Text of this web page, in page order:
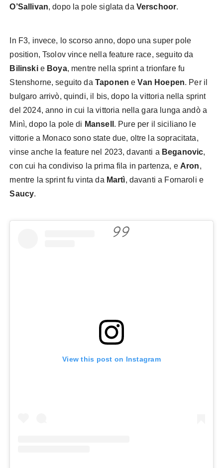
O’Sallivan, dopo la pole siglata da Verschoor.
In F3, invece, lo scorso anno, dopo una super pole
position, Tsolov vince nella feature race, seguito da
Bilinski e Boya, mentre nella sprint a trionfare fu
Stenshorne, seguito da TaponeneVan Hoepen. Per il
bulgaro arrivò, quindi, il bis, dopo la vittoria nella sprint
del 2024, anno in cui la vittoria nella gara lunga andò a
Minì, dopo la pole di Mansell . Pure per il siciliano le
vittorie a Monaco sono state due, oltre la sopracitata,
vinse anche la feature nel 2023, davanti a Beganovic,
con cui ha condiviso la prima fila in partenza, e Aron,
mentre la sprint fu vinta da Martì, davanti a Fornaroli e
Saucy.
View this post on Instagram